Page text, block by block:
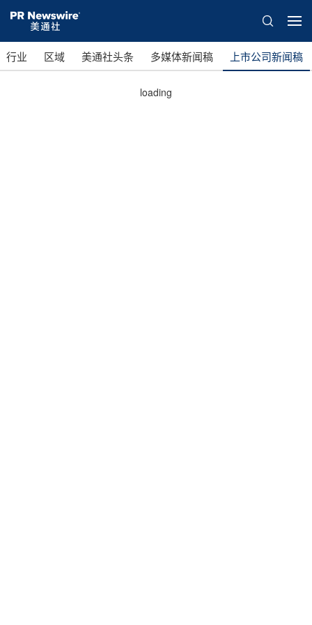
行业 区域 美通社头条 多媒体新闻稿 上市公司新闻稿
loading